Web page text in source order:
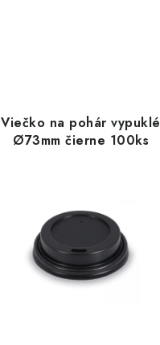
Viečko na pohár vypuklé
Ø73mm čierne 100ks